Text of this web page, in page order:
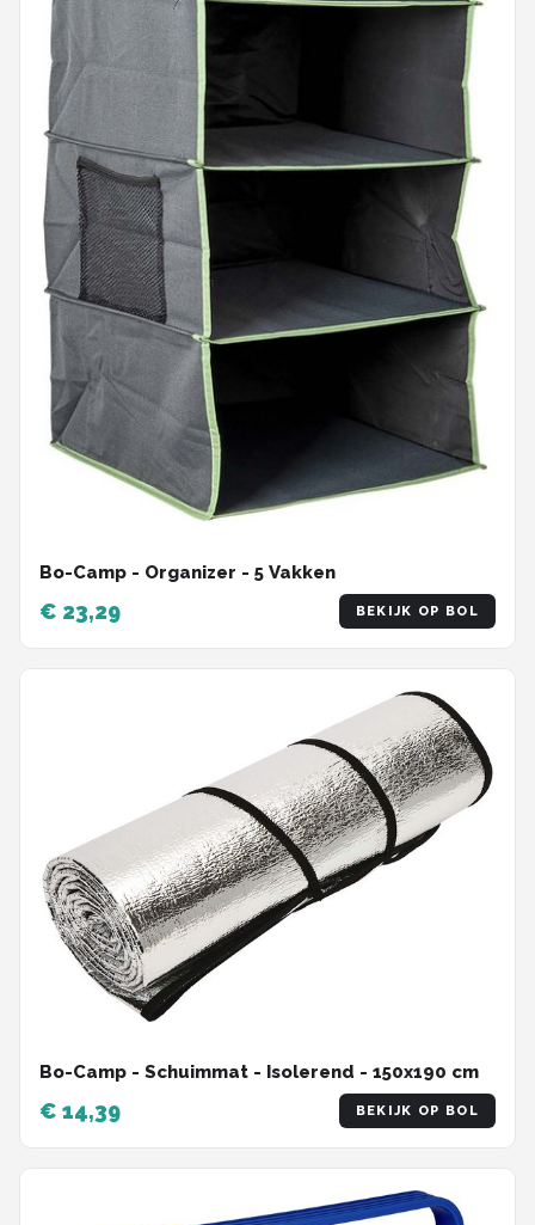
Bo-Camp - Organizer - 5 Vakken
€ 23,29 BEKIJK OP BOL
Bo-Camp - Schuimmat - Isolerend - 150x190 cm
€ 14,39 BEKIJK OP BOL